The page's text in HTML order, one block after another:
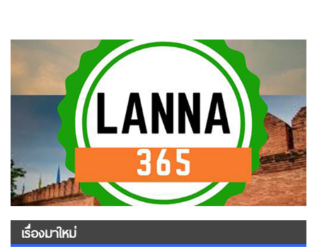
เรื่องมาใหม่